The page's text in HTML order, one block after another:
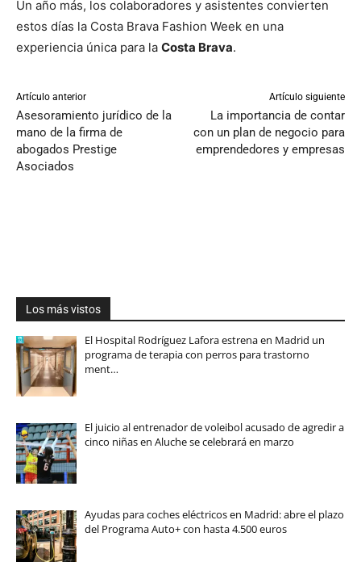
Un año más, los colaboradores y asistentes convierten
estos días la Costa Brava Fashion Week en una
experiencia única para la Costa Brava.
Artículo anterior
Asesoramiento jurídico de la
mano de la firma de
abogados Prestige
Asociados
Artículo siguiente
La importancia de contar
con un plan de negocio para
emprendedores y empresas
Los más vistos
El Hospital Rodríguez Lafora estrena en Madrid un
programa de terapia con perros para trastorno
ment…
El juicio al entrenador de voleibol acusado de agredir a
cinco niñas en Aluche se celebrará en marzo
Ayudas para coches eléctricos en Madrid: abre el plazo
del Programa Auto+ con hasta 4.500 euros